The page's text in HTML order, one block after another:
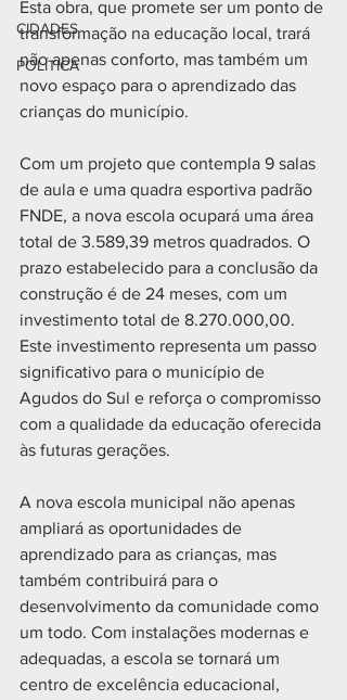
CIDADES
POLÍTICA
Esta obra, que promete ser um ponto de
transformação na educação local, trará
não apenas conforto, mas também um
novo espaço para o aprendizado das
crianças do município.
Com um projeto que contempla 9 salas
de aula e uma quadra esportiva padrão
FNDE, a nova escola ocupará uma área
total de 3.589,39 metros quadrados. O
prazo estabelecido para a conclusão da
construção é de 24 meses, com um
investimento total de 8.270.000,00.
Este investimento representa um passo
significativo para o município de
Agudos do Sul e reforça o compromisso
com a qualidade da educação oferecida
às futuras gerações.
A nova escola municipal não apenas
ampliará as oportunidades de
aprendizado para as crianças, mas
também contribuirá para o
desenvolvimento da comunidade como
um todo. Com instalações modernas e
adequadas, a escola se tornará um
centro de excelência educacional,